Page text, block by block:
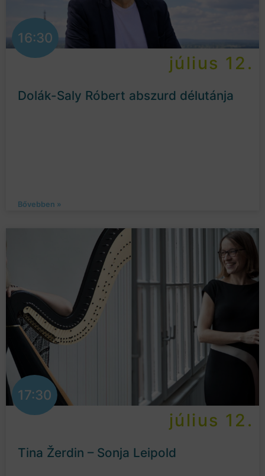
16:30
július 12.
Dolák-Saly Róbert abszurd délutánja
Bővebben »
17:30
július 12.
Tina Žerdin – Sonja Leipold